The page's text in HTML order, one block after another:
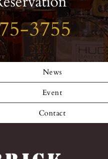
3755
News
Event
Contact